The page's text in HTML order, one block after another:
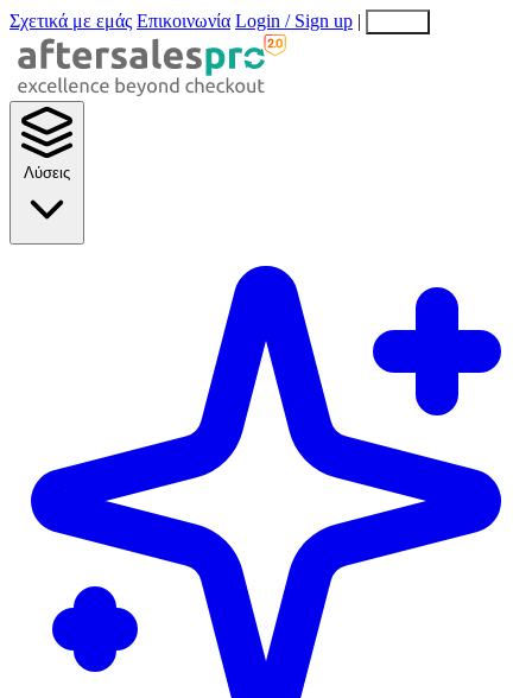
Σχετικά με εμάς Επικοινωνία Login / Sign up |
Λύσεις